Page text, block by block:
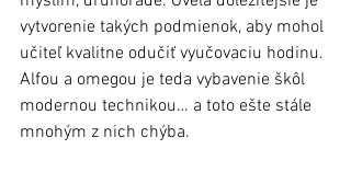
vytvorenie takých podmienok, aby mohol
učiteľ kvalitne odučiť vyučovaciu hodinu.
Alfou a omegou je teda vybavenie škôl
modernou technikou… a toto ešte stále
mnohým z nich chýba.